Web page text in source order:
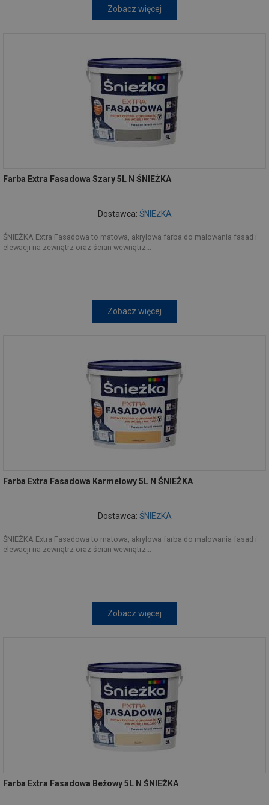
Zobacz więcej
Farba Extra Fasadowa Szary 5L N ŚNIEŻKA
Dostawca: ŚNIEŻKA
ŚNIEŻKA Extra Fasadowa to matowa, akrylowa farba do malowania fasad i
elewacji na zewnątrz oraz ścian wewnątrz...
Zobacz więcej
Farba Extra Fasadowa Karmelowy 5L N ŚNIEŻKA
Dostawca: ŚNIEŻKA
ŚNIEŻKA Extra Fasadowa to matowa, akrylowa farba do malowania fasad i
elewacji na zewnątrz oraz ścian wewnątrz...
Zobacz więcej
Farba Extra Fasadowa Beżowy 5L N ŚNIEŻKA